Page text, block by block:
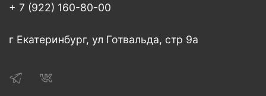
+ 7 (922) 160-80-00
г Екатеринбург, ул Готвальда, стр 9а